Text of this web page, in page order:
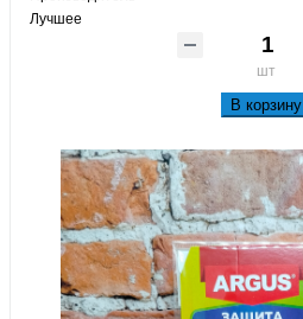
Лучшее
шт
В корзину